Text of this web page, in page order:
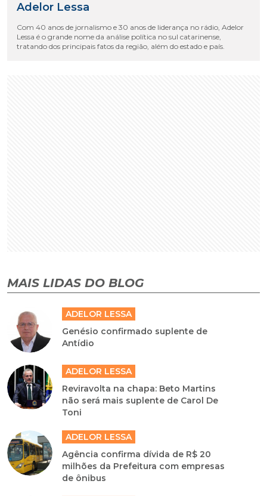
Adelor Lessa
Com 40 anos de jornalismo e 30 anos de liderança no rádio, Adelor
Lessa é o grande nome da análise política no sul catarinense,
tratando dos principais fatos da região, além do estado e país.
MAIS LIDAS DO BLOG
ADELOR LESSA
Genésio confirmado suplente de
Antídio
ADELOR LESSA
Reviravolta na chapa: Beto Martins
não será mais suplente de Carol De
Toni
ADELOR LESSA
Agência confirma dívida de R$ 20
milhões da Prefeitura com empresas
de ônibus